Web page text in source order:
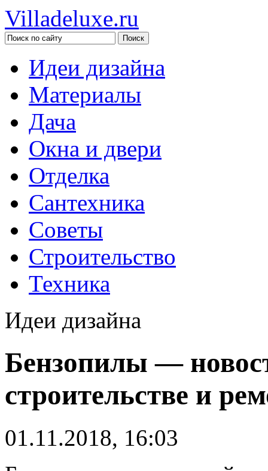
Villadeluxe.ru
Идеи дизайна
Материалы
Дача
Окна и двери
Отделка
Сантехника
Советы
Строительство
Техника
Идеи дизайна
Бензопилы —
строительстве и
01.11.2018, 16:03